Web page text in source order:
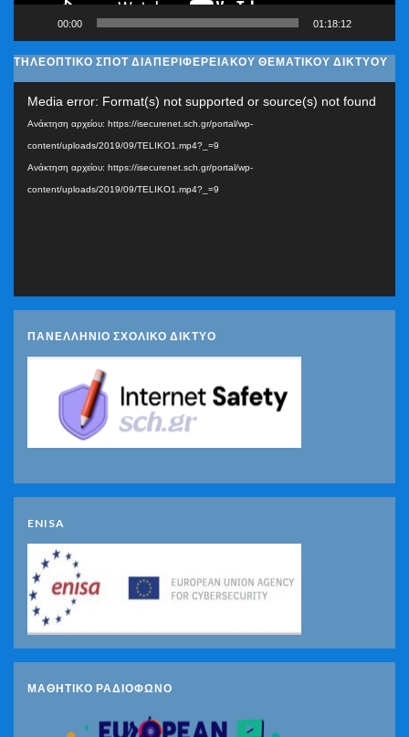
00:00 01:18:12
ΤΗΛΕΟΠΤΙΚΟ ΣΠΟΤ ΔΙΑΠΕΡΙΦΕΡΕΙΑΚΟΥ ΘΕΜΑΤΙΚΟΥ ΔΙΚΤΥΟΥ
Media error: Format(s) not supported or source(s) not found
Ανάκτηση αρχείου: https://isecurenet.sch.gr/portal/wp-
content/uploads/2019/09/TELIKO1.mp4?_=9
Ανάκτηση αρχείου: https://isecurenet.sch.gr/portal/wp-
content/uploads/2019/09/TELIKO1.mp4?_=9
ΠΑΝΕΛΛΗΝΙΟ ΣΧΟΛΙΚΟ ΔΙΚΤΥΟ
ENISA
ΜΑΘΗΤΙΚΟ ΡΑΔΙΟΦΩΝΟ